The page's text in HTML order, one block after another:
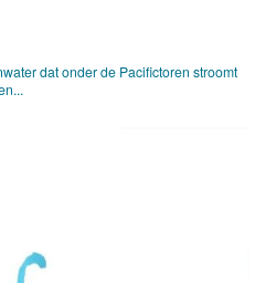
dat onder de Pacifictoren stroomt